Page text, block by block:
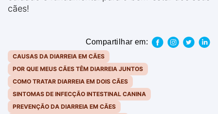
cães!
Compartilhar em:
CAUSAS DA DIARREIA EM CÃES
POR QUE MEUS CÃES TÊM DIARREIA JUNTOS
COMO TRATAR DIARREIA EM DOIS CÃES
SINTOMAS DE INFECÇÃO INTESTINAL CANINA
PREVENÇÃO DA DIARREIA EM CÃES